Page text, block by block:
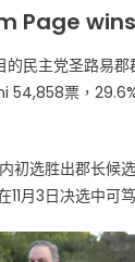
Page
的民主党圣路
54,858票，
初选胜出郡长
月3日决选中可
广告
约 免费赠送血压
索取! 4月18日星
Church